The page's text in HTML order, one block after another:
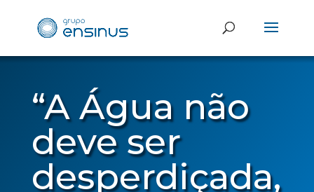
“A Água não
deve ser
desperdiçada,